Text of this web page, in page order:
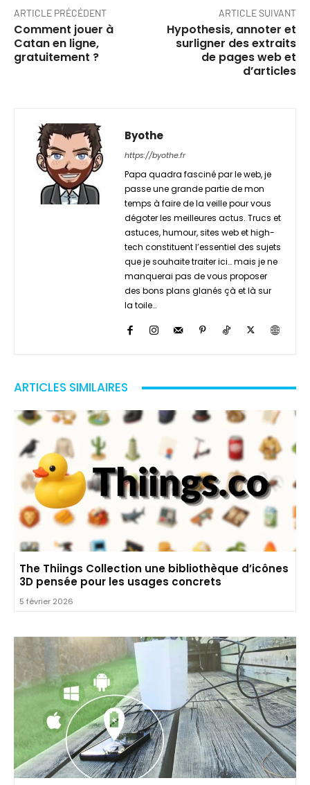
ARTICLE PRÉCÉDENT
Comment jouer à
Catan en ligne,
gratuitement ?
ARTICLE SUIVANT
Hypothesis, annoter et
surligner des extraits
de pages web et
d’articles
Byothe
https://byothe.fr
Papa quadra fasciné par le web, je
passe une grande partie de mon
temps à faire de la veille pour vous
dégoter les meilleures actus. Trucs et
astuces, humour, sites web et high-
tech constituent l’essentiel des sujets
que je souhaite traiter ici… mais je ne
manquerai pas de vous proposer
des bons plans glanés çà et là sur
la toile…
ARTICLES SIMILAIRES
The Thiings Collection une bibliothèque d’icônes
3D pensée pour les usages concrets
5 février 2026